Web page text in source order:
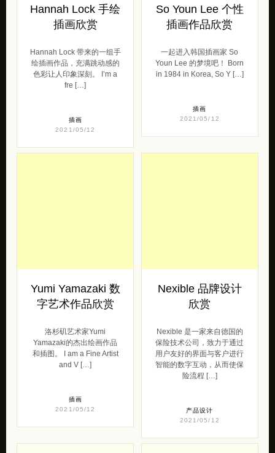
Hannah Lock 手绘
插画欣赏
Hannah Lock 带来的一组手
绘插画作品，充满跳动感的
色彩让人印象深刻。 I’m a
fre […]
插画
2021/05/12
So Youn Lee 个性
插画作品欣赏
一起进入韩国插画家 So
Youn Lee 的梦境吧！ Born
in 1984 in Korea, So Y […]
插画
2021/05/12
Yumi Yamazaki 数
字艺术作品欣赏
洛杉矶艺术家Yumi
Yamazaki的杰出绘画作品
和插图。 I am a Fine Artist
and V […]
插画
2021/05/12
Nexible 品牌设计
欣赏
Nexible 是一家来自德国的
保险技术公司，致力于通过
用户友好的界面与客户进行
智能的数字互动，从而使保
险流程 […]
产品设计
2021/05/12